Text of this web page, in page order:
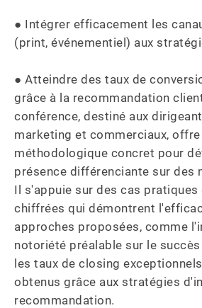
● Intégrer efficacement les
(print, événementiel) aux
● Atteindre des taux de
grâce à la recommandation
conférence, destiné aux
marketing et commerciaux,
méthodologique concret pour
présence différenciante sur des
Il s'appuie sur des cas pratiques
chiffrées qui démontrent
approches proposées, comme
notoriété préalable sur le
les taux de closing
obtenus grâce aux stratégies
recommandation.